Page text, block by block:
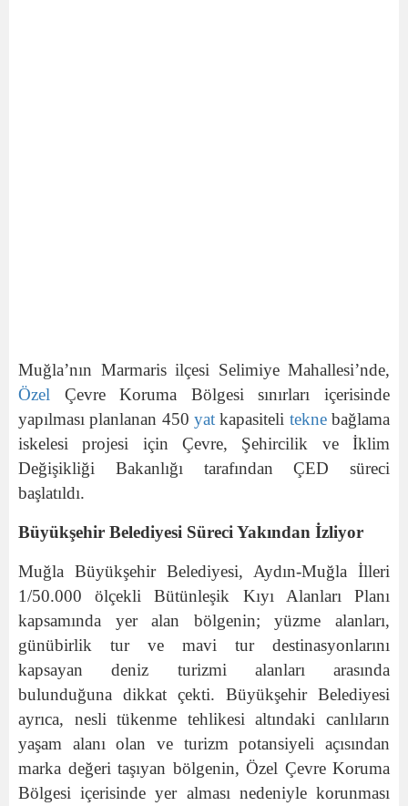
Muğla’nın Marmaris ilçesi Selimiye Mahallesi’nde,
Özel Çevre Koruma Bölgesi sınırları içerisinde
yapılması planlanan 450 yat kapasiteli teknebağlama
iskelesi projesi için Çevre, Şehircilik ve İklim
Değişikliği Bakanlığı tarafından ÇED süreci
başlatıldı.
Büyükşehir Belediyesi Süreci Yakından İzliyor
Muğla Büyükşehir Belediyesi, Aydın-Muğla İlleri
1/50.000 ölçekli Bütünleşik Kıyı Alanları Planı
kapsamında yer alan bölgenin; yüzme alanları,
günübirlik tur ve mavi tur destinasyonlarını
kapsayan deniz turizmi alanları arasında
bulunduğuna dikkat çekti. Büyükşehir Belediyesi
ayrıca, nesli tükenme tehlikesi altındaki canlıların
yaşam alanı olan ve turizm potansiyeli açısından
marka değeri taşıyan bölgenin, Özel Çevre Koruma
Bölgesi içerisinde yer alması nedeniyle korunması